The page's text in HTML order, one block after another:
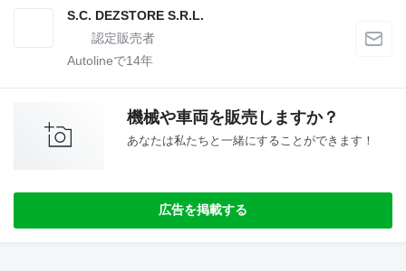
S.C. DEZSTORE S.R.L.
Autolineで14年
機械や車両を販売しますか？
あなたは私たちと一緒にすることができます！
広告を掲載する